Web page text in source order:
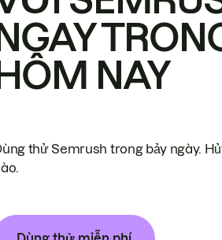
NAY
thử Semrush trong bảy ngày.